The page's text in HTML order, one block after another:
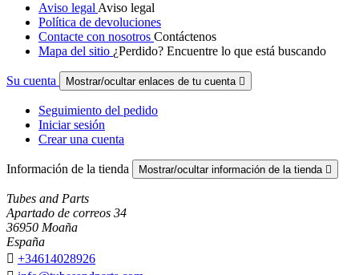
Aviso legal Aviso legal
Política de devoluciones
Contacte con nosotros Contáctenos
Mapa del sitio ¿Perdido? Encuentre lo que está buscando
Su cuenta Mostrar/ocultar enlaces de tu cuenta 
Seguimiento del pedido
Iniciar sesión
Crear una cuenta
Información de la tienda Mostrar/ocultar información de la tienda 
Tubes and Parts
Apartado de correos 34
36950 Moaña
España
 +34614028926